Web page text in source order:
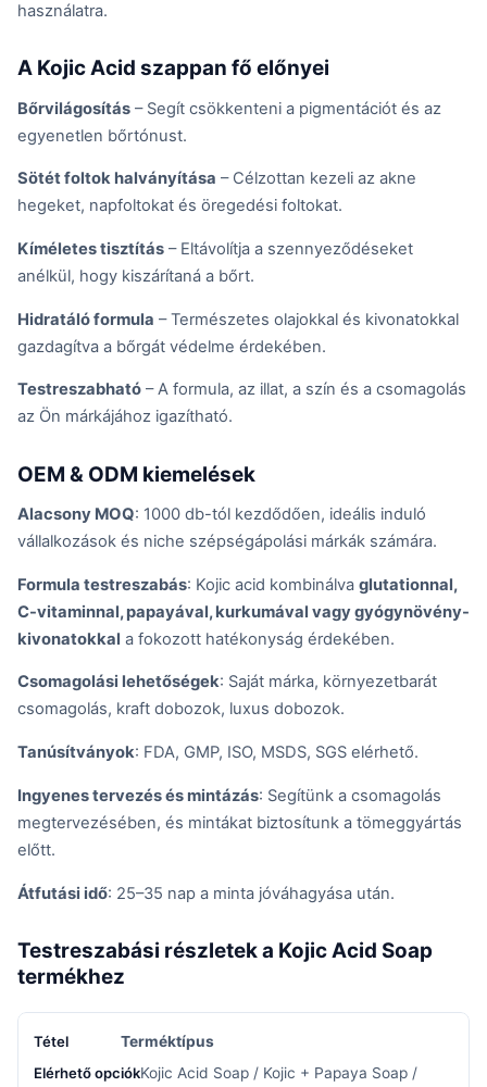
használatra.
A Kojic Acid szappan fő előnyei
Bőrvilágosítás – Segít csökkenteni a pigmentációt és az
egyenetlen bőrtónust.
Sötét foltok halványítása – Célzottan kezeli az akne
hegeket, napfoltokat és öregedési foltokat.
Kíméletes tisztítás – Eltávolítja a szennyeződéseket
anélkül, hogy kiszárítaná a bőrt.
Hidratáló formula – Természetes olajokkal és kivonatokkal
gazdagítva a bőrgát védelme érdekében.
Testreszabható – A formula, az illat, a szín és a csomagolás
az Ön márkájához igazítható.
OEM & ODM kiemelések
Alacsony MOQ: 1000 db-tól kezdődően, ideális induló
vállalkozások és niche szépségápolási márkák számára.
Formula testreszabás: Kojic acid kombinálva glutationnal,
C-vitaminnal, papayával, kurkumával vagy gyógynövény-
kivonatokkal a fokozott hatékonyság érdekében.
Csomagolási lehetőségek: Saját márka, környezetbarát
csomagolás, kraft dobozok, luxus dobozok.
Tanúsítványok: FDA, GMP, ISO, MSDS, SGS elérhető.
Ingyenes tervezés és mintázás: Segítünk a csomagolás
megtervezésében, és mintákat biztosítunk a tömeggyártás
előtt.
Átfutási idő: 25–35 nap a minta jóváhagyása után.
Testreszabási részletek a Kojic Acid Soap
termékhez
Terméktípus
Kojic Acid Soap / Kojic + Papaya Soap /